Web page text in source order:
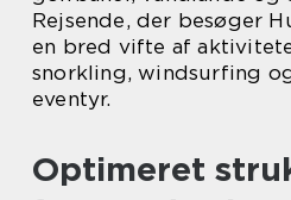
Rejsende, der besøger
en bred vifte af
snorkling, windsurfing
eventyr.
Optimeret